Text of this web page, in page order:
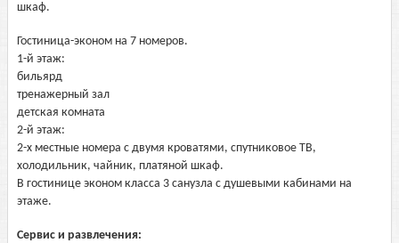
шкаф.
Гостиница-эконом на 7 номеров.
1-й этаж:
бильярд
тренажерный зал
детская комната
2-й этаж:
2-х местные номера с двумя кроватями, спутниковое ТВ,
холодильник, чайник, платяной шкаф.
В гостинице эконом класса 3 санузла с душевыми кабинами на
этаже.
Сервис и развлечения: